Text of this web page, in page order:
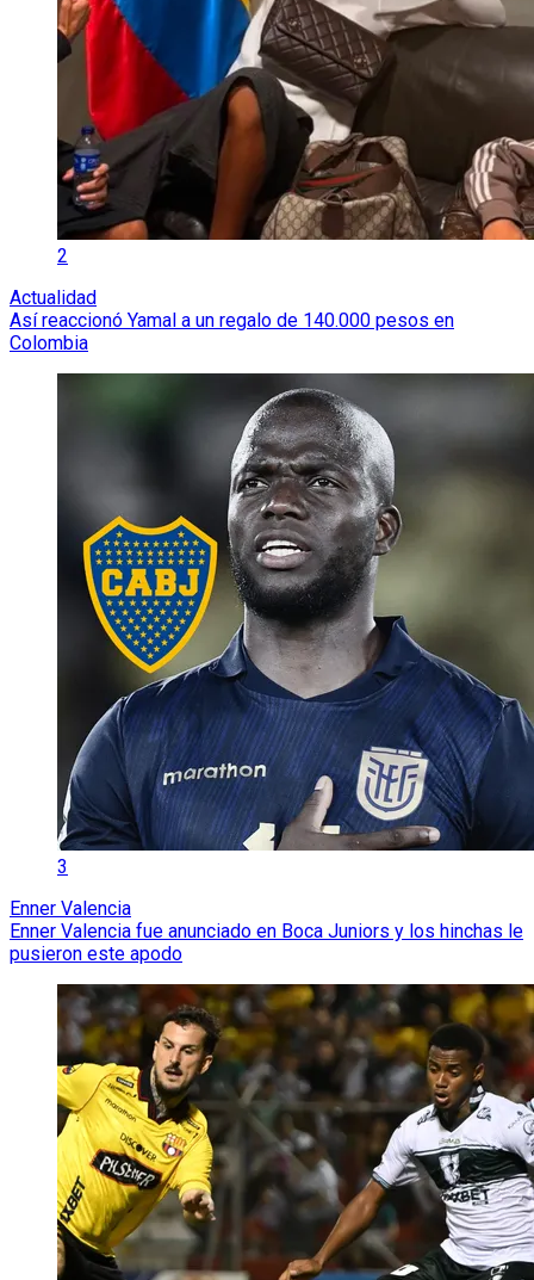
2
Actualidad
Así reaccionó Yamal a un regalo de 140.000 pesos en
Colombia
3
Enner Valencia
Enner Valencia fue anunciado en Boca Juniors y los hinchas le
pusieron este apodo